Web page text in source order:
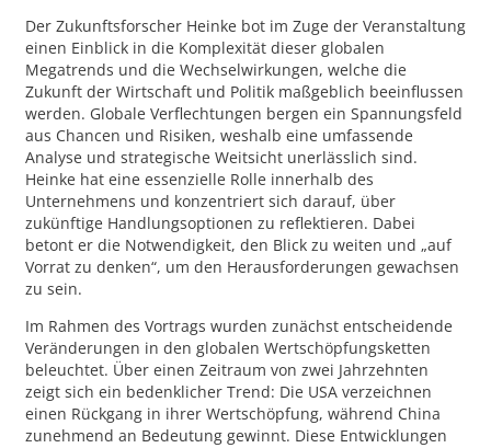
Der Zukunftsforscher Heinke bot im Zuge der Veranstaltung
einen Einblick in die Komplexität dieser globalen
Megatrends und die Wechselwirkungen, welche die
Zukunft der Wirtschaft und Politik maßgeblich beeinflussen
werden. Globale Verflechtungen bergen ein Spannungsfeld
aus Chancen und Risiken, weshalb eine umfassende
Analyse und strategische Weitsicht unerlässlich sind.
Heinke hat eine essenzielle Rolle innerhalb des
Unternehmens und konzentriert sich darauf, über
zukünftige Handlungsoptionen zu reflektieren. Dabei
betont er die Notwendigkeit, den Blick zu weiten und „auf
Vorrat zu denken“, um den Herausforderungen gewachsen
zu sein.
Im Rahmen des Vortrags wurden zunächst entscheidende
Veränderungen in den globalen Wertschöpfungsketten
beleuchtet. Über einen Zeitraum von zwei Jahrzehnten
zeigt sich ein bedenklicher Trend: Die USA verzeichnen
einen Rückgang in ihrer Wertschöpfung, während China
zunehmend an Bedeutung gewinnt. Diese Entwicklungen